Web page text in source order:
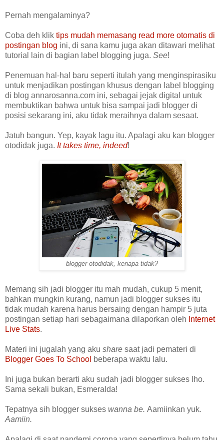
Pernah mengalaminya?
Coba deh klik tips mudah memasang read more otomatis di
postingan blog ini, di sana kamu juga akan ditawari melihat
tutorial lain di bagian label blogging juga. See!
Penemuan hal-hal baru seperti itulah yang menginspirasiku
untuk menjadikan postingan khusus dengan label blogging
di blog annarosanna.com ini, sebagai jejak digital untuk
membuktikan bahwa untuk bisa sampai jadi blogger di
posisi sekarang ini, aku tidak meraihnya dalam sesaat.
Jatuh bangun. Yep, kayak lagu itu. Apalagi aku kan blogger
otodidak juga. It takes time, indeed!
blogger otodidak, kenapa tidak?
Memang sih jadi blogger itu mah mudah, cukup 5 menit,
bahkan mungkin kurang, namun jadi blogger sukses itu
tidak mudah karena harus bersaing dengan hampir 5 juta
postingan setiap hari sebagaimana dilaporkan oleh Internet
Live Stats.
Materi ini jugalah yang aku share saat jadi pemateri di
Blogger Goes To School beberapa waktu lalu.
Ini juga bukan berarti aku sudah jadi blogger sukses lho.
Sama sekali bukan, Esmeralda!
Tepatnya sih blogger sukses wanna be. Aamiinkan yuk.
Aamiin.